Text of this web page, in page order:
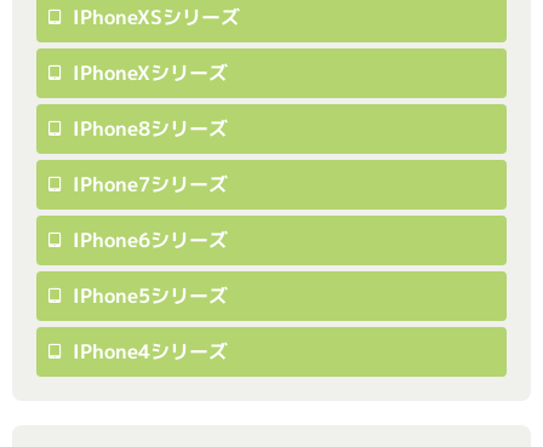
IPhoneXSシリーズ
IPhoneXシリーズ
IPhone8シリーズ
IPhone7シリーズ
IPhone6シリーズ
IPhone5シリーズ
IPhone4シリーズ